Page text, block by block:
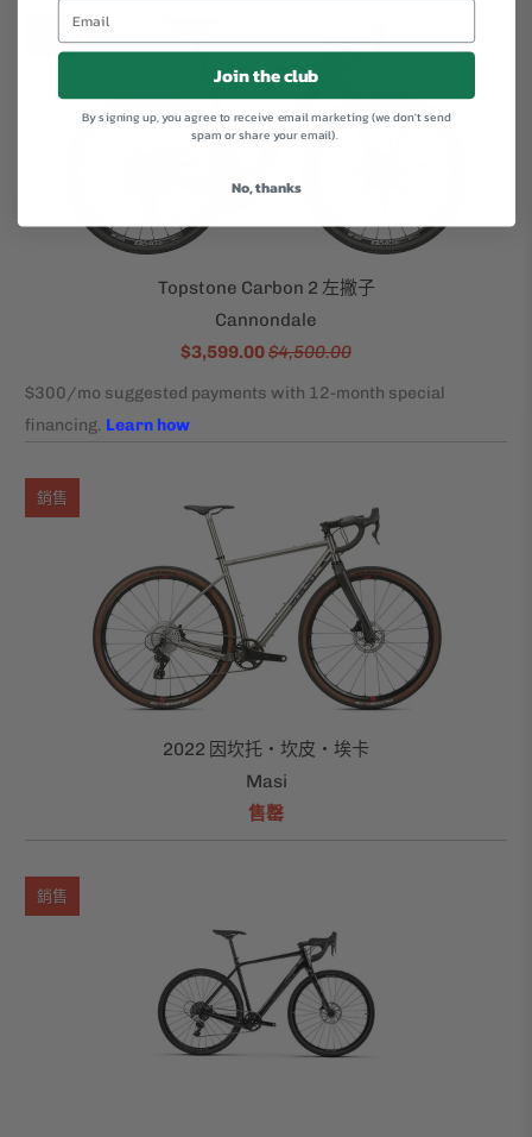
Topstone Carbon 2 左撇子
Cannondale
$3,599.00$4,500.00
2022 因坎托‧坎皮‧埃卡
Masi
售罄
銷售
銷售
Join the club
By signing up, you agree to receive email marketing (we don't send
spam or share your email).
No, thanks